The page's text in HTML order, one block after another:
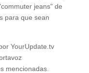
jeans" de
para que sean
YourUpdate.tv
mencionadas.